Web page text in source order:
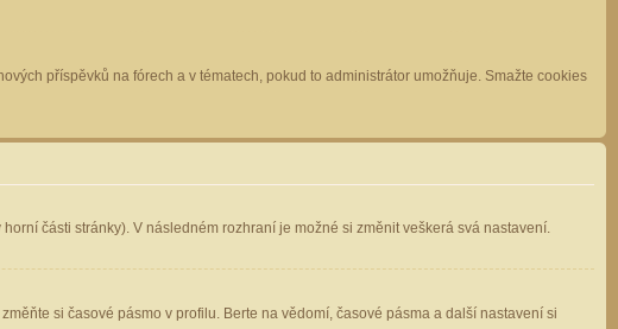
příspěvků na fórech a v tématech, pokud to administrátor umožňuje. Smažte cookies
části stránky). V následném rozhraní je možné si změnit veškerá svá nastavení.
si časové pásmo v profilu. Berte na vědomí, časové pásma a další nastavení si